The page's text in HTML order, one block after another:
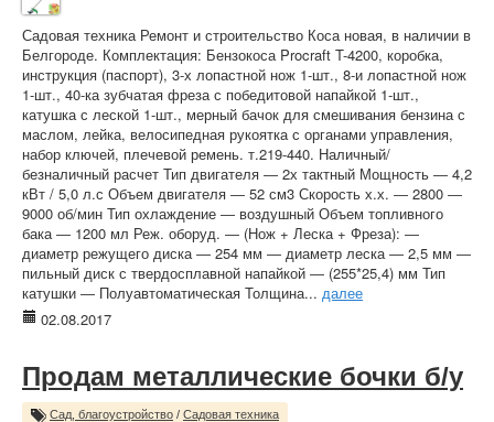
Садовая техника Ремонт и строительство Коса новая, в наличии в
Белгороде. Комплектация: Бензокоса Procraft T-4200, коробка,
инструкция (паспорт), 3-х лопастной нож 1-шт., 8-и лопастной нож
1-шт., 40-ка зубчатая фреза с победитовой напайкой 1-шт.,
катушка с леской 1-шт., мерный бачок для смешивания бензина с
маслом, лейка, велосипедная рукоятка с органами управления,
набор ключей, плечевой ремень. т.219-440. Наличный/
безналичный расчет Тип двигателя ― 2х тактный Мощность ― 4,2
кВт / 5,0 л.с Объем двигателя ― 52 см3 Скорость х.х. ― 2800 ―
9000 об/мин Тип охлаждение ― воздушный Объем топливного
бака ― 1200 мл Реж. оборуд. ― (Нож + Леска + Фреза): ―
диаметр режущего диска ― 254 мм ― диаметр леска ― 2,5 мм ―
пильный диск с твердосплавной напайкой ― (255*25,4) мм Тип
катушки ― Полуавтоматическая Толщина... далее
02.08.2017
Продам металлические бочки б/у
Сад, благоустройство / Садовая техника